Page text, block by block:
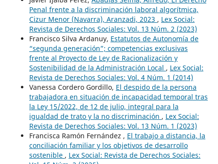
Penal frente a la discriminación laboral algorítmica,
Cizur Menor (Navarra), Aranzadi, 2023 , Lex Social:
Revista de Derechos Sociales: Vol. 13 Núm. 2 (2023)
Francisco Silva Ardanuy, Estatutos de Autonomía de
“segunda generación”; competencias exclusivas
frente al Proyecto de Ley de Racionalización y
Sostenibilidad de la Administración Local , Lex Social:
Revista de Derechos Sociales: Vol. 4 Núm. 1 (2014)
Vanessa Cordero Gordillo, El despido de la persona
trabajadora en situación de incapacidad temporal tras
la Ley 15/2022, de 12 de julio, integral para la
igualdad de trato y la no discriminación , Lex Social:
Revista de Derechos Sociales: Vol. 13 Núm. 1 (2023)
Francisca Ramón Fernández , El trabajo a distancia, la
conciliación familiar y los objetivos de desarrollo
sostenible , Lex Social: Revista de Derechos Sociales: